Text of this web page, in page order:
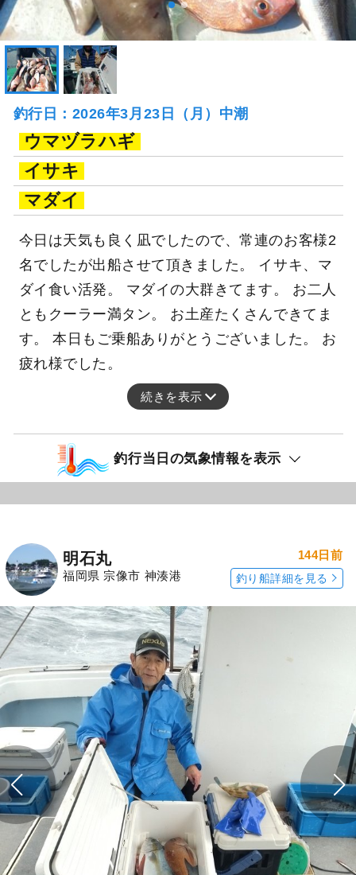
釣行日：2026年3月23日（月）中潮
ウマヅラハギ
イサキ
マダイ
今日は天気も良く凪でしたので、常連のお客様2
名でしたが出船させて頂きました。 イサキ、マ
ダイ食い活発。 マダイの大群きてます。 お二人
ともクーラー満タン。 お土産たくさんできてま
す。 本日もご乗船ありがとうございました。 お
疲れ様でした。
続きを表示
釣行当日の気象情報を表示
明石丸
福岡県 宗像市 神湊港
144日前
釣り船詳細を見る